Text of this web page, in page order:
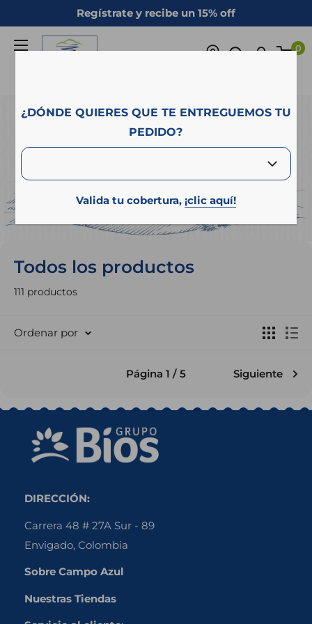
directamente
Regístrate y recibe un 15% off
¿DÓNDE QUIERES QUE TE ENTREGUEMOS TU
PEDIDO?
Valida tu cobertura, ¡clic aquí!
Campo
0
Todos los productos
111 productos
Ordenar por
Página 1 / 5 Siguiente
DIRECCIÓN:
Carrera 48 # 27A Sur - 89
Envigado, Colombia
Sobre Campo Azul
Nuestras Tiendas